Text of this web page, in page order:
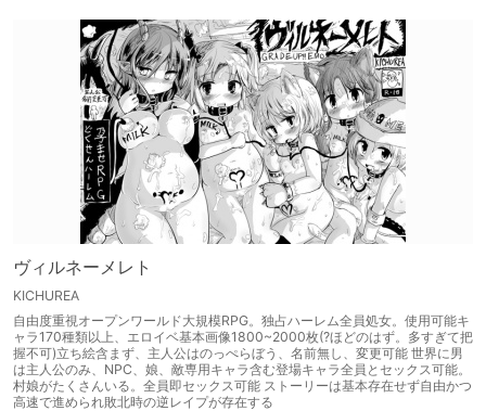
ヴィルネーメレト
KICHUREA
自由度重視オープンワールド大規模RPG。独占ハーレム全員処女。使用可能キ
ャラ170種類以上、エロイベ基本画像1800~2000枚(?ほどのはず。多すぎて把
握不可)立ち絵含まず、主人公はのっぺらぼう、名前無し、変更可能 世界に男
は主人公のみ、NPC、娘、敵専用キャラ含む登場キャラ全員とセックス可能。
村娘がたくさんいる。全員即セックス可能 ストーリーは基本存在せず自由かつ
高速で進められ敗北時の逆レイプが存在する